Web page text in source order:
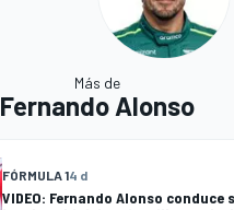
Más de
Fernando Alonso
FÓRMULA 14 d
VIDEO: Fernando Alonso conduce